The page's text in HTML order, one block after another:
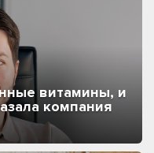
витамины, и
компания